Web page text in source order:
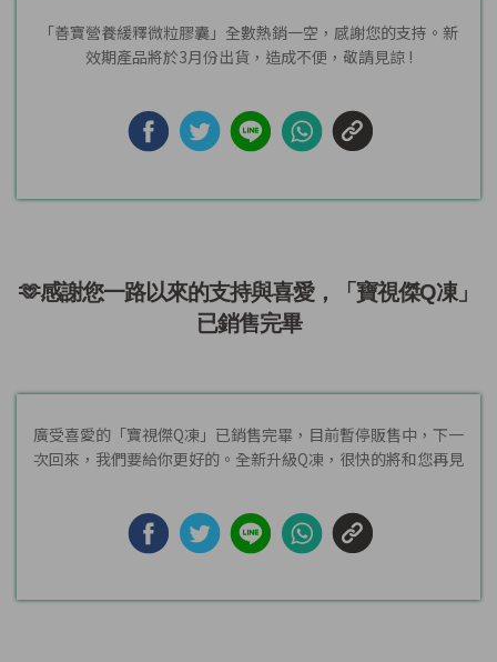
「善寶營養緩釋微粒膠囊」全數熱銷一空，感謝您的支持。新
效期產品將於3月份出貨，造成不便，敬請見諒 !
🫶感謝您一路以來的支持與喜愛，「寶視傑Q凍」
已銷售完畢
廣受喜愛的「寶視傑Q凍」已銷售完畢，目前暫停販售中，下一
次回來，我們要給你更好的。全新升級Q凍，很快的將和您再見